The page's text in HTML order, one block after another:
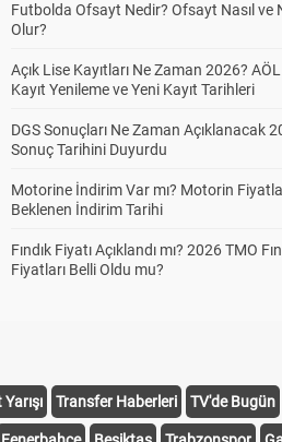
Futbolda Ofsayt Nedir? Ofsayt Nasıl ve
Olur?
Açık Lise Kayıtları Ne Zaman 2026?
Kayıt Yenileme ve Yeni Kayıt Tarihleri
DGS Sonuçları Ne Zaman Açıklanacak
Sonuç Tarihini Duyurdu
Motorine İndirim Var mı? Motorin
Beklenen İndirim Tarihi
Fındık Fiyatı Açıklandı mı? 2026 TMO
Fiyatları Belli Oldu mu?
Transfer Haberleri TV'de Bugün